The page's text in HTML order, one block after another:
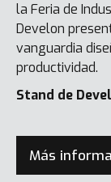
la Feria de
Develon
vanguardia
productividad.
Stand de
Más